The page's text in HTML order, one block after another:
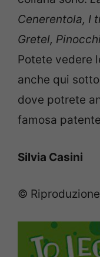
Cenerentola, I
Gretel,
Potete vedere
anche qui
dove potrete
famosa
Silvia Casini
©